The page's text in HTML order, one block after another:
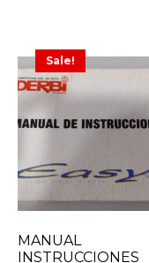
Sale!
MANUAL
INSTRUCCIONES